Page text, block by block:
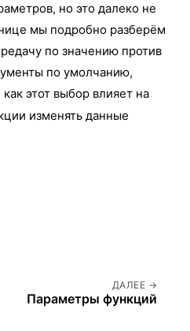
но это далеко не
мы подробно разберём
по значению против
по умолчанию,
этот выбор влияет на
изменять данные
ДАЛЕЕ
Параметры функций